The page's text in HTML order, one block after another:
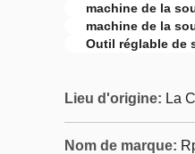
machine de la
machine de la
Outil réglable de
Lieu d'origine: La
Nom de marque: